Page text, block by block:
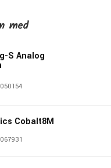
med
S Analog
Cobalt8M